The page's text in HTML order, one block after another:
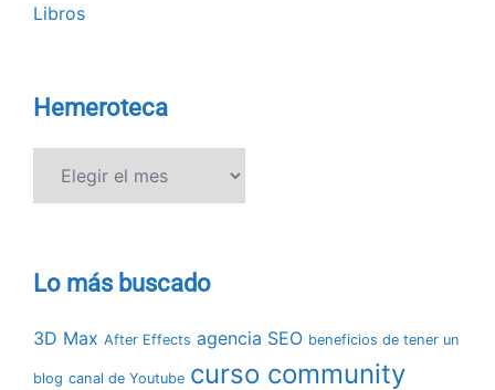
Libros
Hemeroteca
Lo más buscado
3D Max After Effects agencia SEO beneficios de tener un
blog canal de Youtube curso community